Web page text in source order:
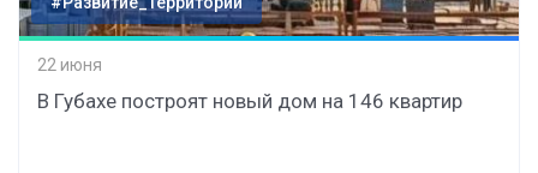
22 июня
В Губахе построят новый дом на 146 квартир